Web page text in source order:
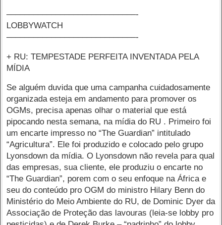
–––––––––––––––––––––––––––––-
LOBBYWATCH
–––––––––––––––––––––––––––––-
+ RU: TEMPESTADE PERFEITA INVENTADA PELA
MÍDIA
Se alguém duvida que uma campanha cuidadosamente
organizada esteja em andamento para promover os
OGMs, precisa apenas olhar o material que está
pipocando nesta semana, na mídia do RU . Primeiro foi
um encarte impresso no “The Guardian” intitulado
“Agricultura”. Ele foi produzido e colocado pelo grupo
Lyonsdown da mídia. O Lyonsdown não revela para qual
das empresas, sua cliente, ele produziu o encarte no
“The Guardian”, porem com o seu enfoque na África e
seu do conteúdo pro OGM do ministro Hilary Benn do
Ministério do Meio Ambiente do RU, de Dominic Dyer da
Associação de Proteção das lavouras (leia-se lobby pro